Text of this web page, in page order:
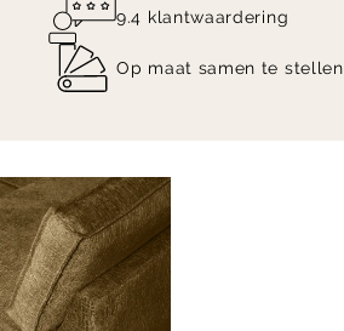
9.4 klantwaardering
Op maat samen te stellen
Item
1
of
5